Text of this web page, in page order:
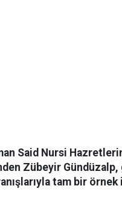
Said Nursi
Zübeyir
tam bir örnek